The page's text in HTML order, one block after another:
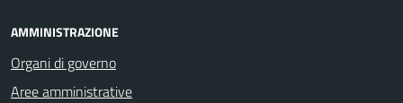
AMMINISTRAZIONE
Organi di governo
Aree amministrative